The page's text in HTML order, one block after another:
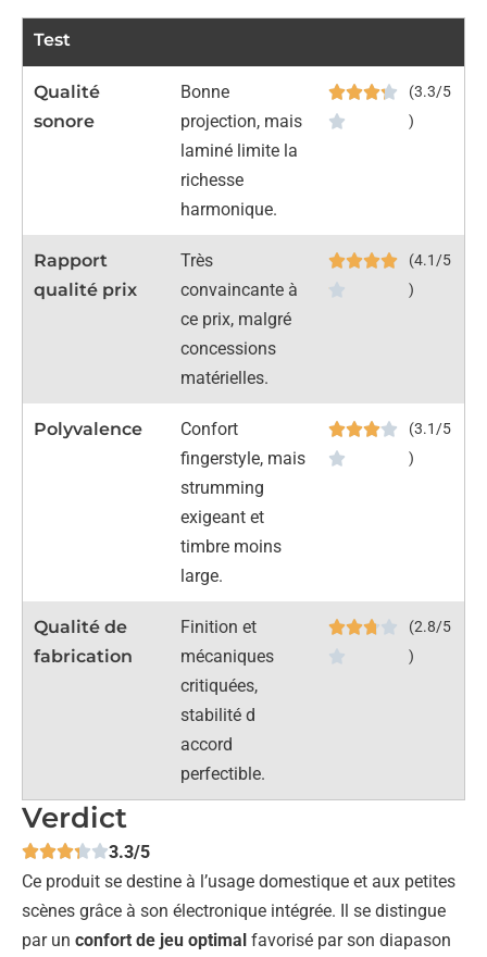
Test
Qualité
sonore
Bonne
projection, mais
laminé limite la
richesse
harmonique.
(3.3/5
)
Rapport
qualité prix
Très
convaincante à
ce prix, malgré
concessions
matérielles.
(4.1/5
)
Polyvalence
Confort
fingerstyle, mais
strumming
exigeant et
timbre moins
large.
(3.1/5
)
Qualité de
fabrication
Finition et
mécaniques
critiquées,
stabilité d
accord
perfectible.
(2.8/5
)
Verdict
3.3/5
Ce produit se destine à l’usage domestique et aux petites
scènes grâce à son électronique intégrée. Il se distingue
par un confort de jeu optimal favorisé par son diapason